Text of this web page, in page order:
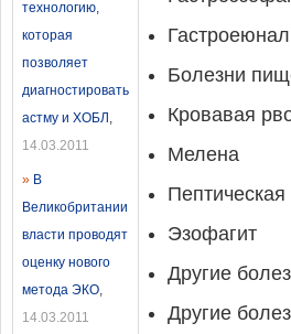
технологию,
которая
позволяет
диагностировать
астму и ХОБЛ ,
14.03.2011
» В
Великобритании
власти проводят
оценку нового
метода ЭКО,
14.03.2011
Болезни
Кровавая
Мелена
Эзофагит
Другие
Другие